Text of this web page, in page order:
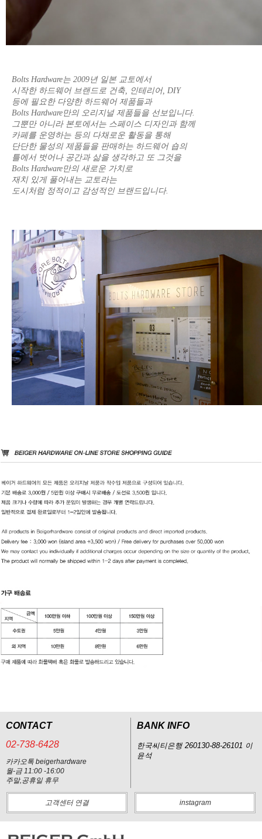
Bolts Hardware는 2009년 일본 교토에서
시작한 하드웨어 브랜드로 건축, 인테리어, DIY
등에 필요한 다양한 하드웨어 제품들과
Bolts Hardware만의 오리지널 제품들을 선보입니다.
그뿐만 아니라 본토에서는 스페이스 디자인과 함께
카페를 운영하는 등의 다채로운 활동을 통해
단단한 물성의 제품들을 판매하는 하드웨어 숍의
틀에서 벗어나 공간과 삶을 생각하고 또 그것을
Bolts Hardware만의 새로운 가치로
재치 있게 풀어내는 교토라는
도시처럼 정적이고 감성적인 브랜드입니다.
CONTACT
02-738-6428
카카오톡 beigerhardware
월-금 11:00 -16:00
주말,공휴일 휴무
BANK INFO
한국씨티은행 260130-88-26101 이
윤석
고객센터 연결 instagram